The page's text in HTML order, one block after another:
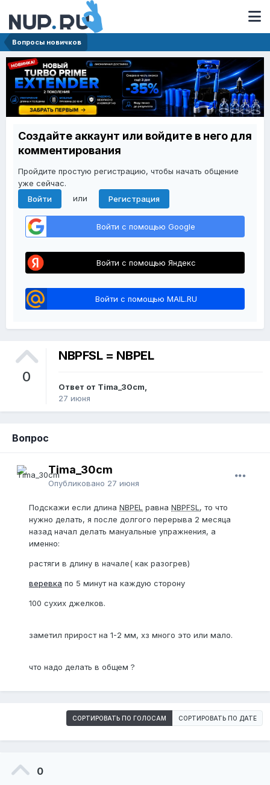
Вопросы новичков
Создайте аккаунт или войдите в него для
комментирования
Пройдите простую регистрацию, чтобы начать общение
уже сейчас.
Войти
или Регистрация
Войти с помощью Google
Войти с помощью Яндекс
Войти с помощью MAIL.RU
0
NBPFSL = NBPEL
Ответ от Tima_30cm,
27 июня
Вопрос
Tima_30cm
Опубликовано 27 июня
Подскажи если длина NBPEL равна NBPFSL , то что
нужно делать, я после долгого перерыва 2 месяца
назад начал делать мануальные упражнения, а
именно:
растяги в длину в начале( как разогрев)
веревка по 5 минут на каждую сторону
100 сухих джелков.
заметил прирост на 1-2 мм, хз много это или мало.
что надо делать в общем ?
СОРТИРОВАТЬ ПО ГОЛОСАМ СОРТИРОВАТЬ ПО ДАТЕ
0